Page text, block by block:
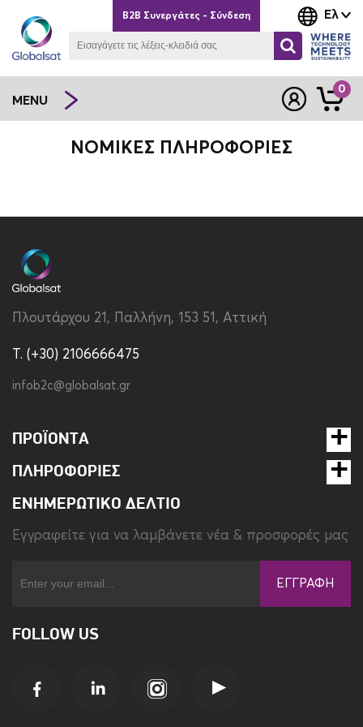
Ελ
B2B Συνεργάτες - Σύνδεση
MENU
0
ΝΟΜΙΚΈΣ ΠΛΗΡΟΦΟΡΊΕΣ
Πλουτάρχου 21, Παλλήνη, 153 51, Αττική
T. (+30) 2106666475
infob2c@globalsat.gr
ΠΡΟΪΌΝΤΑ
ΠΛΗΡΟΦΟΡΊΕΣ
ΕΝΗΜΕΡΩΤΙΚΌ ΔΕΛΤΊΟ
Eγγραφείτε για να λαμβάνετε νέα & προσφορές μας
ΕΓΓΡΑΦΉ
FOLLOW US